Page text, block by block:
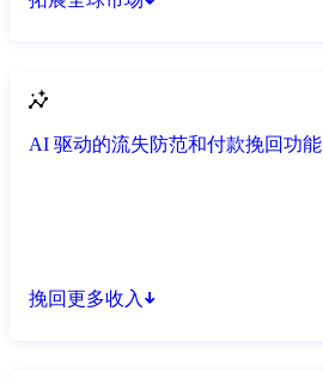
AI 驱动的流失防范和付款挽回功能
挽回更多收入